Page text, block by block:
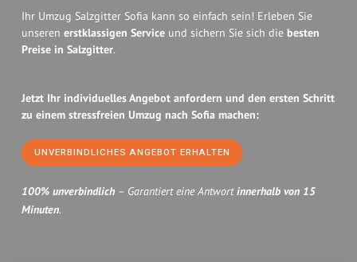
Ihr Umzug Salzgitter Sofia kann so einfach sein! Erleben Sie
unseren erstklassigen Service und sichern Sie sich die besten
Preise in Salzgitter.
Jetzt Ihr individuelles Angebot anfordern und den ersten Schritt
zu einem stressfreien Umzug nach Sofia machen:
UNVERBINDLICHES ANGEBOT ERHALTEN
100% unverbindlich – Garantiert eine Antwortinnerhalb von 15
Minuten.